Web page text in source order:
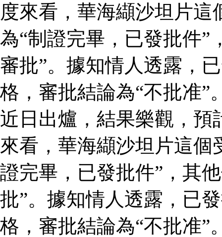
度來看，華海纈沙坦片
為“制證完畢，已發批件”
審批”。據知情人透露，
格，審批結論為“不批准”
近日出爐，結果樂觀，預
來看，華海纈沙坦片這個
證完畢，已發批件”，其
批”。據知情人透露，已
格，審批結論為“不批准”